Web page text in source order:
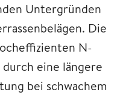
Untergründen
Die
N-
eine längere
bei schwachem